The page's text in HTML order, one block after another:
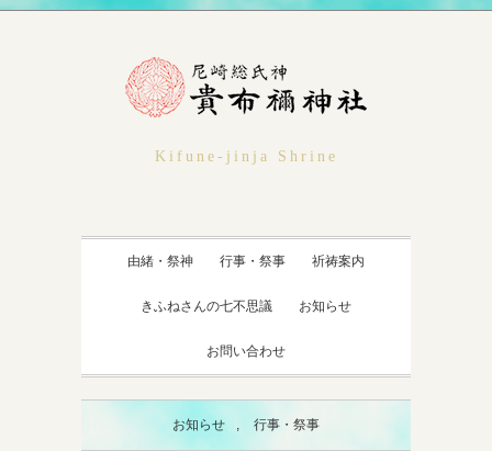
Kifune-jinja Shrine
由緒・祭神 行事・祭事 祈祷案内
きふねさんの七不思議 お知らせ
お問い合わせ
お知らせ , 行事・祭事